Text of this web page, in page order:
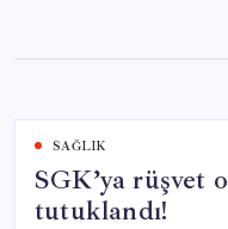
content
SAĞLIK
SGK’ya rüşvet
tutuklandı!